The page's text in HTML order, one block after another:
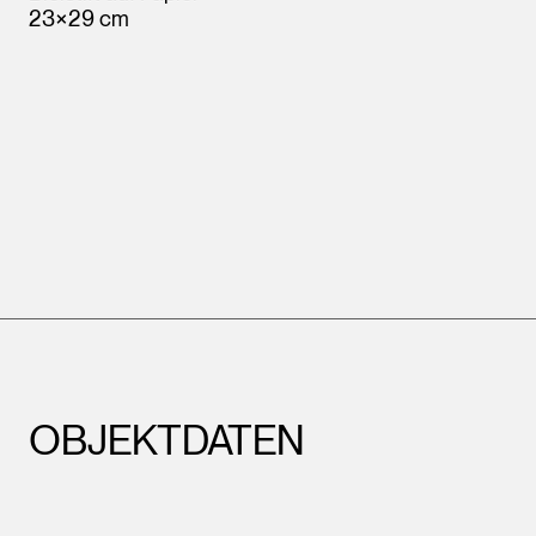
23×29 cm
OBJEKTDATEN